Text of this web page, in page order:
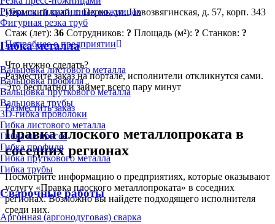
Рубка на гильотинных ножницах
Фигурная резка труб
Гибка металла
Вальцовка листового металла
Вальцовка профиля
Вальцовка пруткового металла
Вальцовка трубы
3D-гибка проволоки
Гибка листового металла
Гибка на прессе
Гибка профиля
Гибка пруткового металла
Гибка трубы
Сварочные работы
Аргонная (аргонодуговая) сварка
Пермский край, г. Пермь, ул. Новозвягинская, д. 57, корп. 343
Стаж (лет): 36 Сотрудников: ? Площадь (м²): ? Станков: ?
Подробнее о предприятии
Что нужно сделать?
Разместите заказ на портале, исполнители откликнутся сами.
Это бесплатно и займет всего пару минут
Разместить заказ
Правка плоского металлопроката в
соседних регионах
Посмотрите информацию о предприятиях, которые оказывают
услугу «Правка плоского металлопроката» в соседних
регионах. Возможно вы найдете подходящего исполнителя
среди них.